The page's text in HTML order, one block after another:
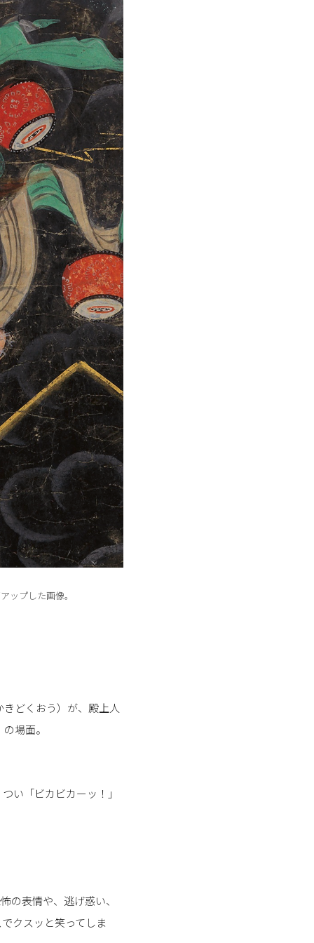
ップした画像。
どくおう）が、殿上人
場面。
い「ビカビカーッ！」
の表情や、逃げ惑い、
クスッと笑ってしま